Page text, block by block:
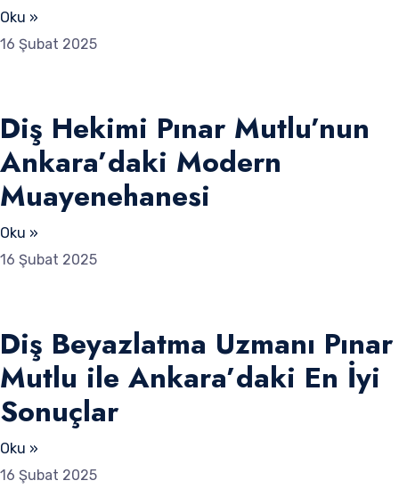
Oku »
16 Şubat 2025
Diş Hekimi Pınar Mutlu’nun
Ankara’daki Modern
Muayenehanesi
Oku »
16 Şubat 2025
Diş Beyazlatma Uzmanı Pınar
Mutlu ile Ankara’daki En İyi
Sonuçlar
Oku »
16 Şubat 2025